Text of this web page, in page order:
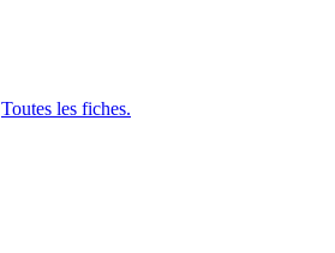
Toutes les fiches.